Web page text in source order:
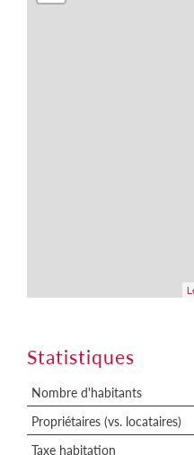
Statistiques
Nombre d'habitants
Propriétaires (vs. locataires)
Taxe habitation